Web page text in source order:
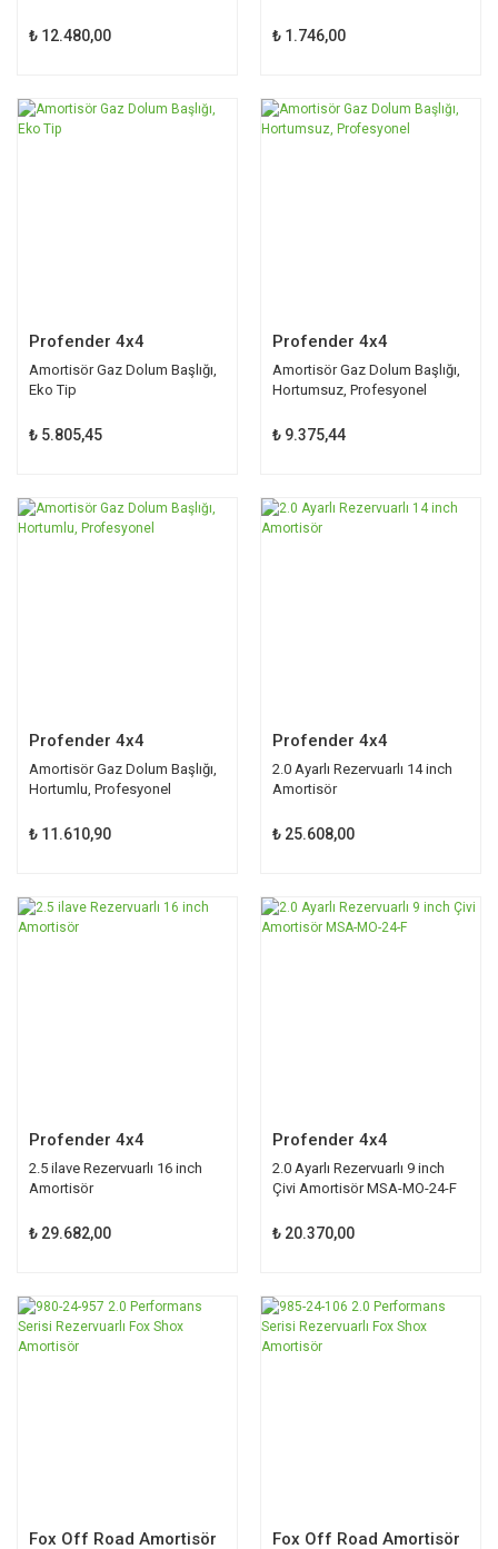
₺ 12.480,00 ₺ 1.746,00
Profender 4x4
Amortisör Gaz Dolum Başlığı,
Eko Tip
₺ 5.805,45
Profender 4x4
Amortisör Gaz Dolum Başlığı,
Hortumsuz, Profesyonel
₺ 9.375,44
Profender 4x4
Amortisör Gaz Dolum Başlığı,
Hortumlu, Profesyonel
₺ 11.610,90
Profender 4x4
2.0 Ayarlı Rezervuarlı 14 inch
Amortisör
₺ 25.608,00
Profender 4x4
2.5 ilave Rezervuarlı 16 inch
Amortisör
₺ 29.682,00
Profender 4x4
2.0 Ayarlı Rezervuarlı 9 inch
Çivi Amortisör MSA-MO-24-F
₺ 20.370,00
TÜKENDİ
Fox Off Road Amortisör
TÜKENDİ
Fox Off Road Amortisör